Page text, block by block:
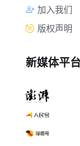
加入我们
版权声明
新媒体平台